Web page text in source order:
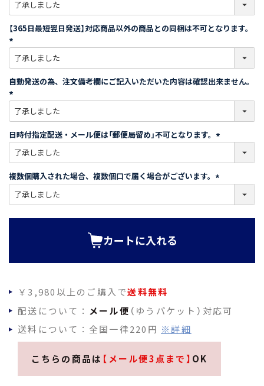
必
須
)
【365日最短翌日発送】対応商品以外の商品との同梱は不可となります。
必
須
)
自動発送の為、注文備考欄にご記入いただいた内容は確認出来ません。
必
須
)
日時付指定配送・メール便は「郵便局留め」不可となります。
必
)
複数個購入された場合、複数個口で届く場合がございます。
必
カートに入れる
￥3,980以上のご購入で送料無料
配送について： メール便 （ゆうパケット）対応可
送料について：全国一律220円 ※詳細
こちらの商品は 【メール便3点まで】 OK